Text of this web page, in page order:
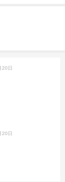
20日
20日